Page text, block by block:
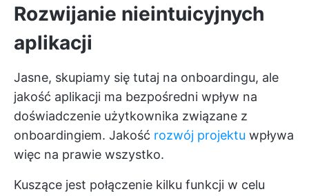
Rozwijanie nieintuicyjnych
aplikacji
Jasne, skupiamy się tutaj na onboardingu, ale
jakość aplikacji ma bezpośredni wpływ na
doświadczenie użytkownika związane z
onboardingiem. Jakość rozwój projektu wpływa
więc na prawie wszystko.
Kuszące jest połączenie kilku funkcji w celu